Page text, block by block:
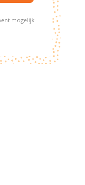
mogelijk